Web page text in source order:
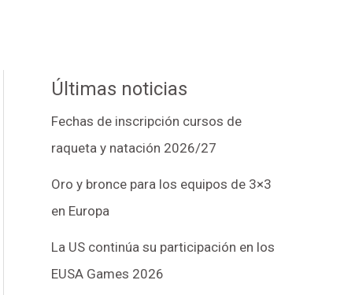
Últimas noticias
Fechas de inscripción cursos de
raqueta y natación 2026/27
Oro y bronce para los equipos de 3×3
en Europa
La US continúa su participación en los
EUSA Games 2026